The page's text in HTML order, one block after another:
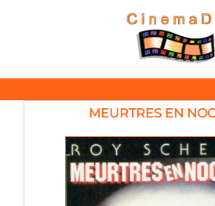
MEURTRES EN